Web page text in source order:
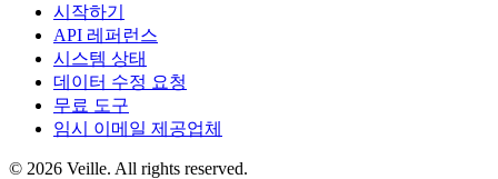
시작하기
API 레퍼런스
시스템 상태
데이터 수정 요청
무료 도구
임시 이메일 제공업체
© 2026 Veille. All rights reserved.